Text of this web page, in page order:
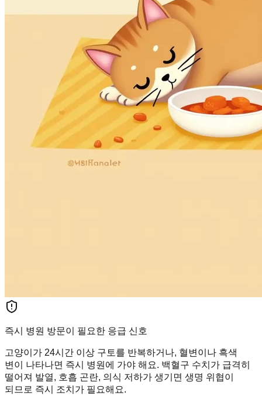
즉시 병원 방문이 필요한 응급 신호
고양이가 24시간 이상 구토를 반복하거나, 혈변이나 흑색
변이 나타나면 즉시 병원에 가야 해요. 백혈구 수치가 급격히
떨어져 발열, 호흡 곤란, 의식 저하가 생기면 생명 위협이
되므로 즉시 조치가 필요해요.